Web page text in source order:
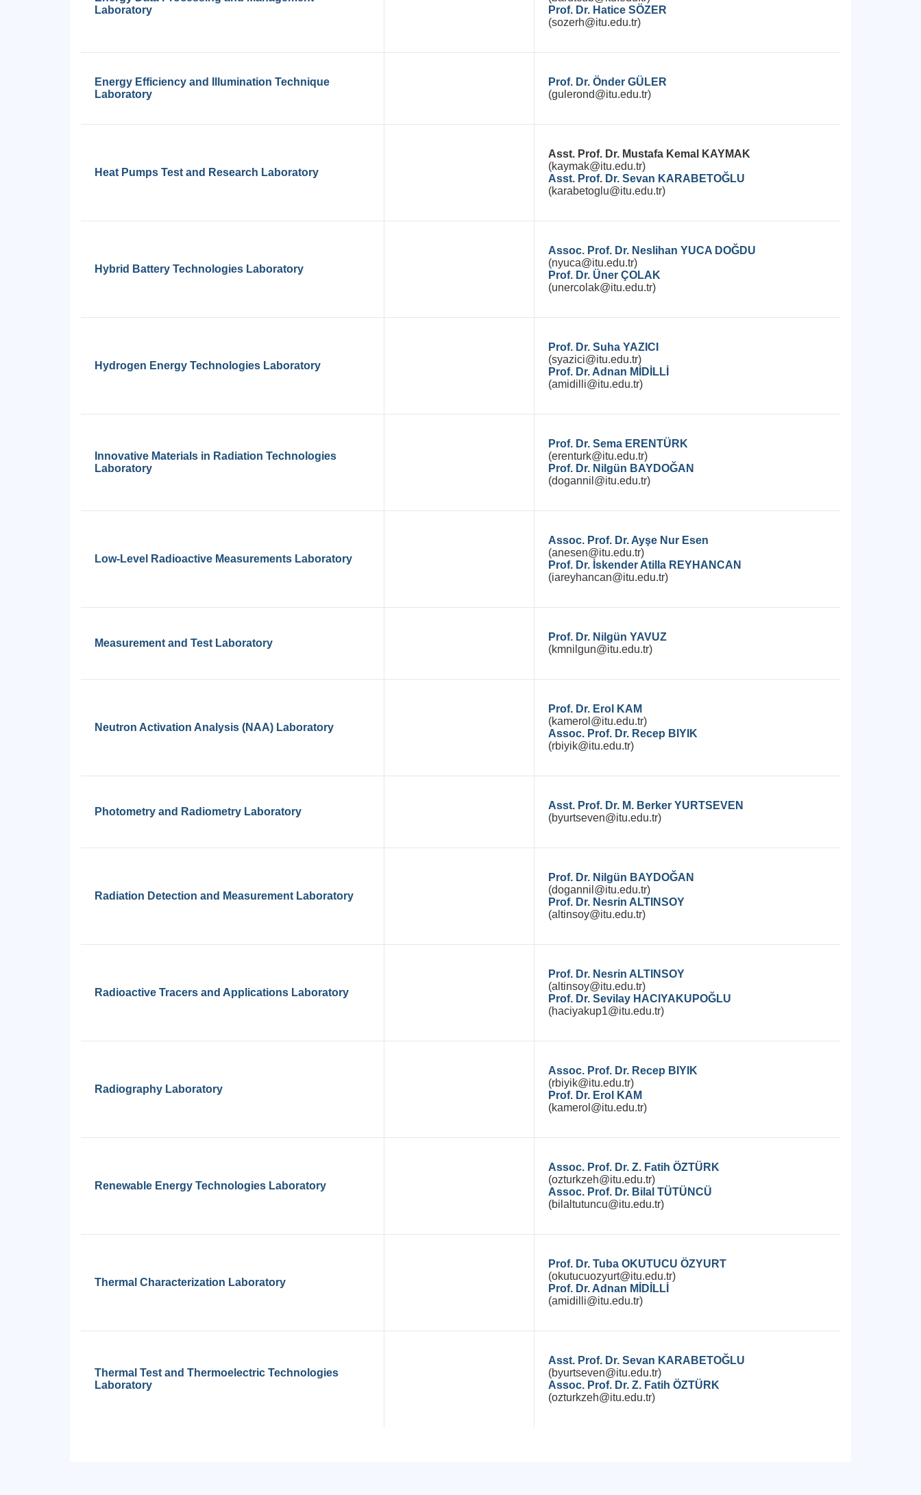
Laboratory
Prof. Dr. Hatice SÖZER
(sozerh@itu.edu.tr)
Energy Efficiency and Illumination Technique
Laboratory
Prof. Dr. Önder GÜLER
(gulerond@itu.edu.tr)
Heat Pumps Test and Research Laboratory
Asst. Prof. Dr. Mustafa Kemal KAYMAK
(kaymak@itu.edu.tr)
Asst. Prof. Dr. Sevan KARABETOĞLU
(karabetoglu@itu.edu.tr)
Hybrid Battery Technologies Laboratory
Assoc. Prof. Dr. Neslihan YUCA DOĞDU
(nyuca@itu.edu.tr)
Prof. Dr. Üner ÇOLAK
(unercolak@itu.edu.tr)
Hydrogen Energy Technologies Laboratory
Prof. Dr. Suha YAZICI
(syazici@itu.edu.tr)
Prof. Dr. Adnan MİDİLLİ
(amidilli@itu.edu.tr)
Innovative Materials in Radiation Technologies
Laboratory
Prof. Dr. Sema ERENTÜRK
(erenturk@itu.edu.tr)
Prof. Dr. Nilgün BAYDOĞAN
(dogannil@itu.edu.tr)
Low-Level Radioactive Measurements Laboratory
Assoc. Prof. Dr. Ayşe Nur Esen
(anesen@itu.edu.tr)
Prof. Dr. İskender Atilla REYHANCAN
(iareyhancan@itu.edu.tr)
Measurement and Test Laboratory
Prof. Dr. Nilgün YAVUZ
(kmnilgun@itu.edu.tr)
Neutron Activation Analysis (NAA) Laboratory
Prof. Dr. Erol KAM
(kamerol@itu.edu.tr)
Assoc. Prof. Dr. Recep BIYIK
(rbiyik@itu.edu.tr)
Photometry and Radiometry Laboratory
Asst. Prof. Dr. M. Berker YURTSEVEN
(byurtseven@itu.edu.tr)
Radiation Detection and Measurement Laboratory
Prof. Dr. Nilgün BAYDOĞAN
(dogannil@itu.edu.tr)
Prof. Dr. Nesrin ALTINSOY
(altinsoy@itu.edu.tr)
Radioactive Tracers and Applications Laboratory
Prof. Dr. Nesrin ALTINSOY
(altinsoy@itu.edu.tr)
Prof. Dr. Sevilay HACIYAKUPOĞLU
(haciyakup1@itu.edu.tr)
Radiography Laboratory
Assoc. Prof. Dr. Recep BIYIK
(rbiyik@itu.edu.tr)
Prof. Dr. Erol KAM
(kamerol@itu.edu.tr)
Renewable Energy Technologies Laboratory
Assoc. Prof. Dr. Z. Fatih ÖZTÜRK
(ozturkzeh@itu.edu.tr)
Assoc. Prof. Dr. Bilal TÜTÜNCÜ
(bilaltutuncu@itu.edu.tr)
Thermal Characterization Laboratory
Prof. Dr. Tuba OKUTUCU ÖZYURT
(okutucuozyurt@itu.edu.tr)
Prof. Dr. Adnan MİDİLLİ
(amidilli@itu.edu.tr)
Thermal Test and Thermoelectric Technologies
Laboratory
Asst. Prof. Dr. Sevan KARABETOĞLU
(byurtseven@itu.edu.tr)
Assoc. Prof. Dr. Z. Fatih ÖZTÜRK
(ozturkzeh@itu.edu.tr)